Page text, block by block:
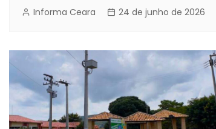
Informa Ceara 24 de junho de 2026